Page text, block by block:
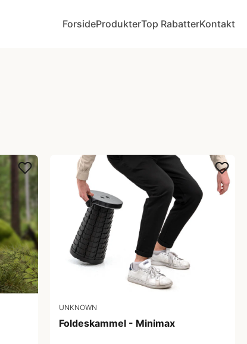
ForsideProdukterTop RabatterKontakt
UNKNOWN
Foldeskammel - Minimax